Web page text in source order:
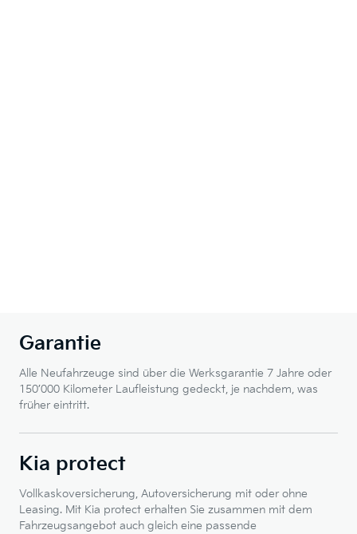
Garantie
Alle Neufahrzeuge sind über die Werksgarantie 7 Jahre oder
150’000 Kilometer Laufleistung gedeckt, je nachdem, was
früher eintritt.
Kia protect
Vollkaskoversicherung, Autoversicherung mit oder ohne
Leasing. Mit Kia protect erhalten Sie zusammen mit dem
Fahrzeugsangebot auch gleich eine passende